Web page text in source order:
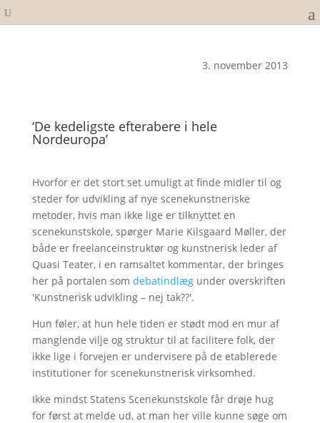
3. november 2013
‘De kedeligste efterabere i hele
Nordeuropa’
Hvorfor er det stort set umuligt at finde midler til og
steder for udvikling af nye scenekunstneriske
metoder, hvis man ikke lige er tilknyttet en
scenekunstskole, spørger Marie Kilsgaard Møller, der
både er freelanceinstruktør og kunstnerisk leder af
Quasi Teater, i en ramsaltet kommentar, der bringes
her på portalen som debatindlægunder overskriften
'Kunstnerisk udvikling – nej tak??'.
Hun føler, at hun hele tiden er stødt mod en mur af
manglende vilje og struktur til at facilitere folk, der
ikke lige i forvejen er undervisere på de etablerede
institutioner for scenekunstnerisk virksomhed.
Ikke mindst Statens Scenekunstskole får drøje hug
for først at melde ud, at man her ville kunne søge om